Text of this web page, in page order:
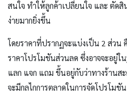
สนใจ ทำให้ลูกค้าเปลี่ยนใจ และ ตัดสิ
ง่ายมากยิ่งขึ้น
โดยราคาที่ปรากฏจะแบ่งเป็น 2 ส่วน
ราคาโปรโมชันส่วนลด ซึ่งอาจจะอยู่
แลก แจก แถม ขึ้นอยู่กับว่าทางร้านส
จะมีกลไกการตลาดในการจัดโปรโมชั